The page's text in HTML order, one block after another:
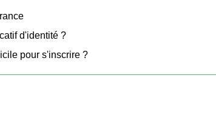
d'identité ?
pour s'inscrire ?